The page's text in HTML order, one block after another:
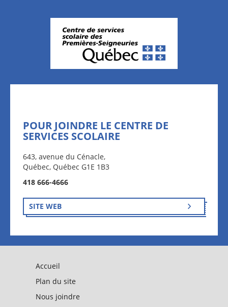
POUR JOINDRE LE CENTRE DE
SERVICES SCOLAIRE
643, avenue du Cénacle,
Québec, Québec G1E 1B3
418 666-4666
SITE WEB
Accueil
Plan du site
Nous joindre